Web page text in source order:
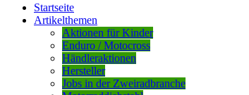
Startseite
Artikelthemen
Aktionen für Kinder
Enduro / Motocross
Händleraktionen
Hersteller
Jobs in der Zweiradbranche